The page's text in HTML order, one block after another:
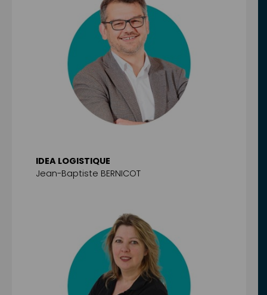
IDEA LOGISTIQUE
Jean-Baptiste BERNICOT